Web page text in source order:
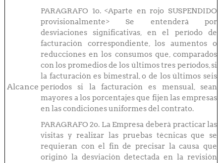
Alcance
PARAGRAFO 1o. <Aparte en rojo SUSPENDIDO
provisionalmente> Se entenderá por
desviaciones significativas, en el período de
facturación correspondiente, los aumentos o
reducciones en los consumos que, comparados
con los promedios de los últimos tres períodos, si
la facturación es bimestral, o de los últimos seis
períodos si la facturación es mensual, sean
mayores a los porcentajes que fijen las empresas
en las condiciones uniformes del contrato.
PARAGRAFO 2o. La Empresa deberá practicar las
visitas y realizar las pruebas técnicas que se
requieran con el fin de precisar la causa que
originó la desviación detectada en la revisión